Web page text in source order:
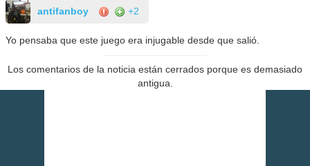
antifanboy +2
Yo pensaba que este juego era injugable desde que salió.
Los comentarios de la noticia están cerrados porque es demasiado
antigua.